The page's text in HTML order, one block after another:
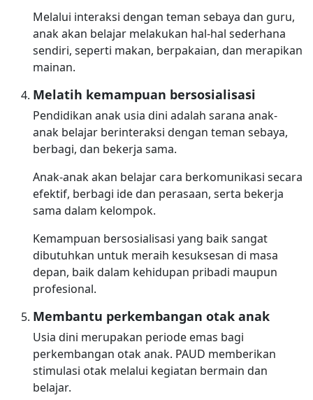
Melalui interaksi dengan teman sebaya dan guru,
anak akan belajar melakukan hal-hal sederhana
sendiri, seperti makan, berpakaian, dan merapikan
mainan.
Melatih kemampuan bersosialisasi
Pendidikan anak usia dini adalah sarana anak-
anak belajar berinteraksi dengan teman sebaya,
berbagi, dan bekerja sama.
Anak-anak akan belajar cara berkomunikasi secara
efektif, berbagi ide dan perasaan, serta bekerja
sama dalam kelompok.
Kemampuan bersosialisasi yang baik sangat
dibutuhkan untuk meraih kesuksesan di masa
depan, baik dalam kehidupan pribadi maupun
profesional.
Membantu perkembangan otak anak
Usia dini merupakan periode emas bagi
perkembangan otak anak. PAUD memberikan
stimulasi otak melalui kegiatan bermain dan
belajar.